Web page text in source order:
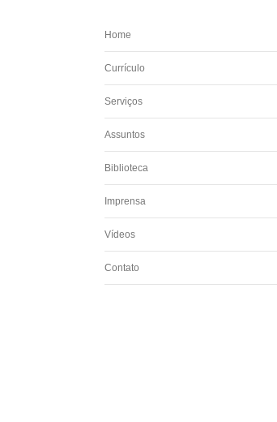
Home
Currículo
Serviços
Assuntos
Biblioteca
Imprensa
Vídeos
Contato